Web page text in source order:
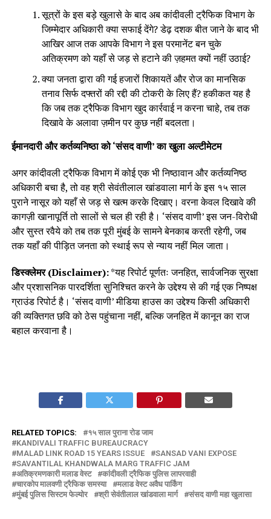
सूत्रों के इस बड़े खुलासे के बाद अब कांदीवली ट्रैफिक विभाग के
जिम्मेदार अधिकारी क्या सफाई देंगे? डेढ़ दशक बीत जाने के बाद भी
आखिर आज तक आपके विभाग ने इस परमानेंट बन चुके
अतिक्रमण को यहाँ से जड़ से हटाने की ज़हमत क्यों नहीं उठाई?
क्या जनता द्वारा की गई हजारों शिकायतें और रोज का मानसिक
तनाव सिर्फ दफ्तरों की रद्दी की टोकरी के लिए हैं? हकीकत यह है
कि जब तक ट्रैफिक विभाग खुद कार्रवाई न करना चाहे, तब तक
दिखावे के अलावा ज़मीन पर कुछ नहीं बदलता।
ईमानदारी और कर्तव्यनिष्ठा को ‘संसद वाणी’ का खुला अल्टीमेटम
अगर कांदीवली ट्रैफिक विभाग में कोई एक भी निष्ठावान और कर्तव्यनिष्ठ
अधिकारी बचा है, तो वह श्री सेवंतीलाल खांडवाला मार्ग के इस १५ साल
पुराने नासूर को यहाँ से जड़ से खत्म करके दिखाए। वरना केवल दिखावे की
कागज़ी खानापूर्ति तो सालों से चल ही रही है। ‘संसद वाणी’ इस जन-विरोधी
और सुस्त रवैये को तब तक पूरी मुंबई के सामने बेनकाब करती रहेगी, जब
तक यहाँ की पीड़ित जनता को स्थाई रूप से न्याय नहीं मिल जाता।
डिस्क्लेमर (Disclaimer):*यह रिपोर्ट पूर्णतः जनहित, सार्वजनिक सुरक्षा
और प्रशासनिक पारदर्शिता सुनिश्चित करने के उद्देश्य से की गई एक निष्पक्ष
ग्राउंड रिपोर्ट है। ‘संसद वाणी’ मीडिया हाउस का उद्देश्य किसी अधिकारी
की व्यक्तिगत छवि को ठेस पहुंचाना नहीं, बल्कि जनहित में कानून का राज
बहाल करवाना है।
RELATED TOPICS:
१५ साल पुराना रोड जाम
KANDIVALI TRAFFIC BUREAUCRACY
MALAD LINK ROAD 15 YEARS ISSUE
SANSAD VANI EXPOSE
SAVANTILAL KHANDWALA MARG TRAFFIC JAM
अतिक्रमणकारी मलाड वेस्ट
कांदीवली ट्रैफिक पुलिस लापरवाही
चारकोप मालवणी ट्रैफिक समस्या
मलाड वेस्ट अवैध पार्किंग
मुंबई पुलिस सिस्टम फेल्योर
श्री सेवंतीलाल खांडवाला मार्ग संसद वाणी महा खुलासा